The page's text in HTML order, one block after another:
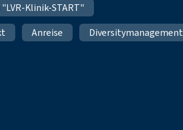
Klinik-START"
Anreise Diversitymanagement